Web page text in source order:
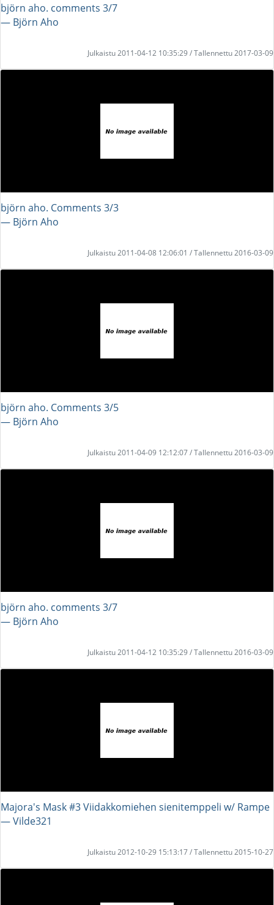
björn aho. comments 3/7
― Björn Aho
Julkaistu 2011-04-12 10:35:29 / Tallennettu 2017-03-09
björn aho. Comments 3/3
― Björn Aho
Julkaistu 2011-04-08 12:06:01 / Tallennettu 2016-03-09
björn aho. Comments 3/5
― Björn Aho
Julkaistu 2011-04-09 12:12:07 / Tallennettu 2016-03-09
björn aho. comments 3/7
― Björn Aho
Julkaistu 2011-04-12 10:35:29 / Tallennettu 2016-03-09
Majora's Mask #3 Viidakkomiehen sienitemppeli w/ Rampe
― Vilde321
Julkaistu 2012-10-29 15:13:17 / Tallennettu 2015-10-27